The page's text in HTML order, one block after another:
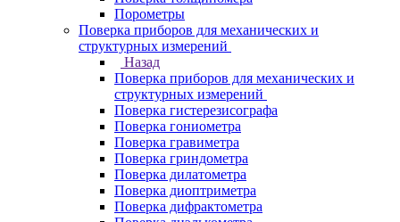
Порометры
Поверка приборов для механических и
структурных измерений
Назад
Поверка приборов для механических и
структурных измерений
Поверка гистерезисографа
Поверка гониометра
Поверка гравиметра
Поверка гриндометра
Поверка дилатометра
Поверка диоптриметра
Поверка дифрактометра